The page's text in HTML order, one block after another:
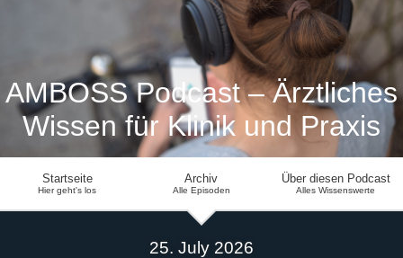
AMBOSS Podcast – Ärztliches
Wissen für Klinik und Praxis
Startseite
Hier geht's los
Archiv
Alle Episoden
Über diesen Podcast
Alles Wissenswerte
25. July 2026